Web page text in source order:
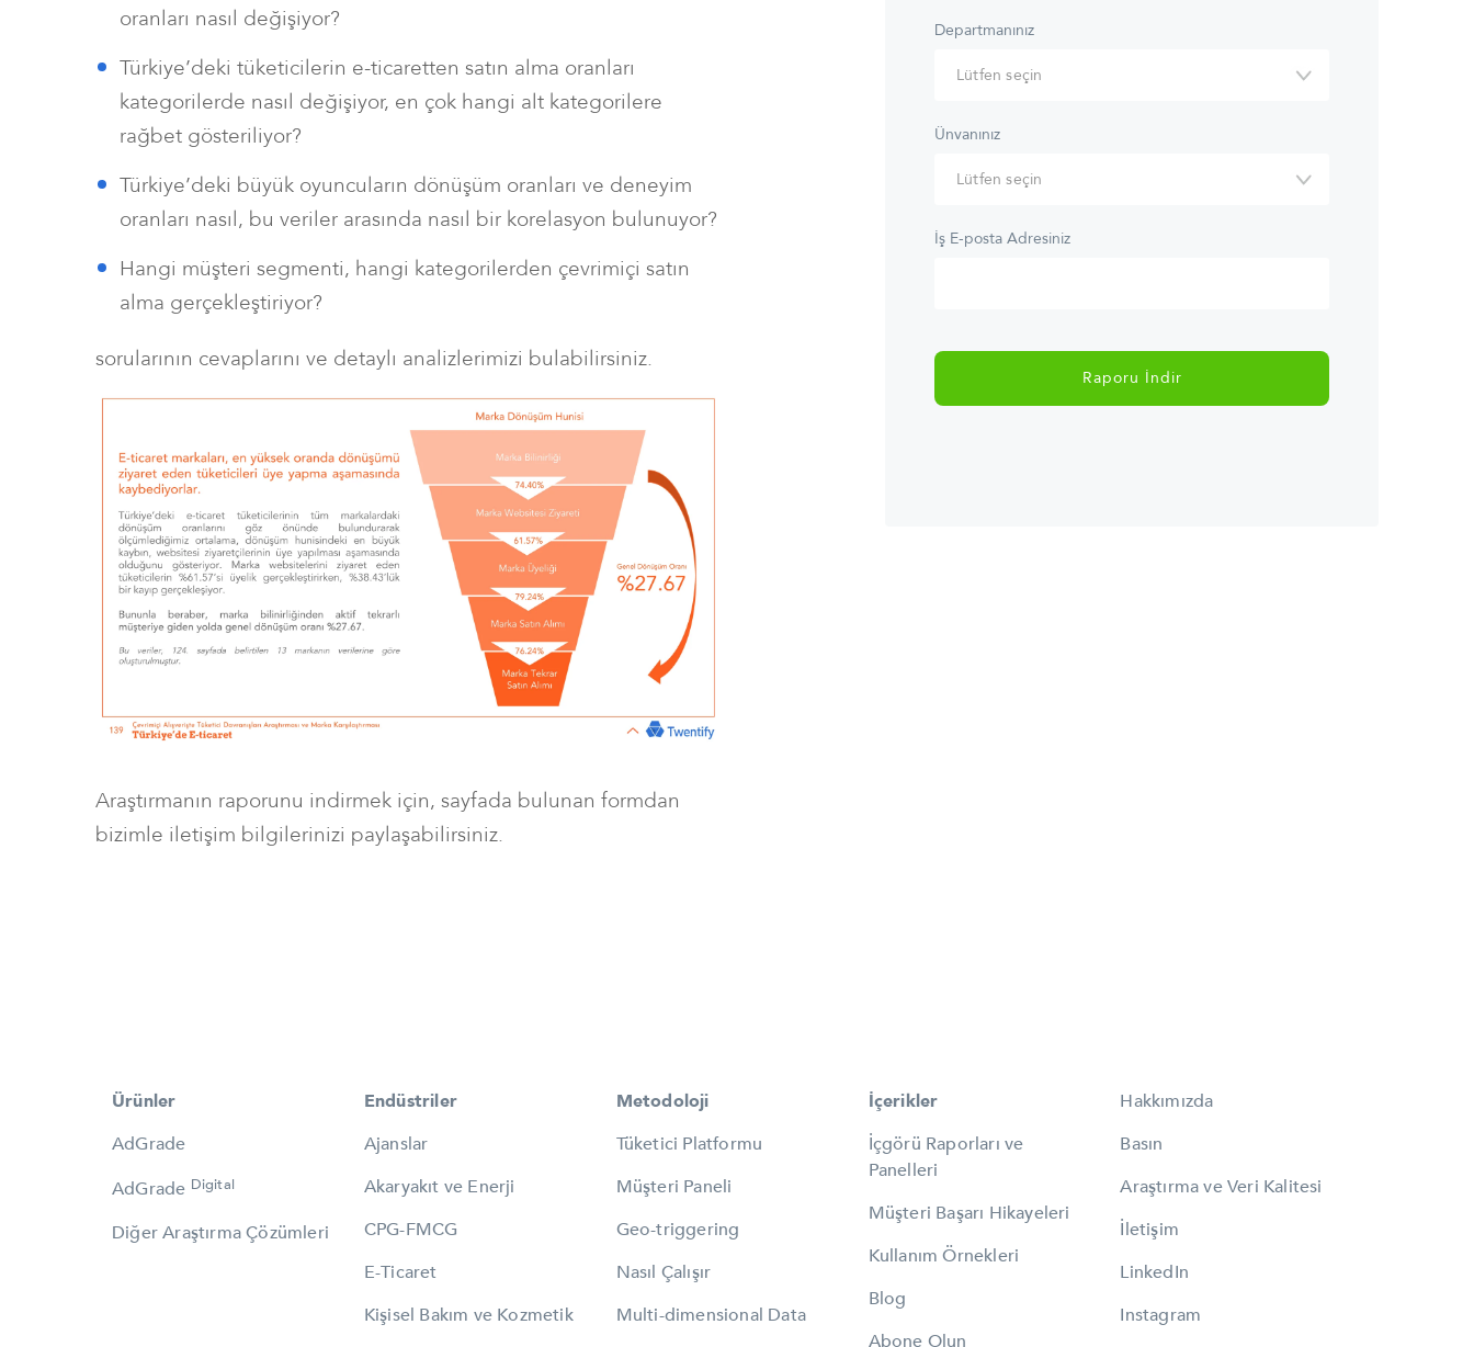
oranları nasıl değişiyor?
Türkiye’deki tüketicilerin e-ticaretten satın alma oranları
kategorilerde nasıl değişiyor, en çok hangi alt kategorilere
rağbet gösteriliyor?
Türkiye’deki büyük oyuncuların dönüşüm oranları ve deneyim
oranları nasıl, bu veriler arasında nasıl bir korelasyon bulunuyor?
Hangi müşteri segmenti, hangi kategorilerden çevrimiçi satın
alma gerçekleştiriyor?
sorularının cevaplarını ve detaylı analizlerimizi bulabilirsiniz.
Araştırmanın raporunu indirmek için, sayfada bulunan formdan
bizimle iletişim bilgilerinizi paylaşabilirsiniz.
Departmanınız
Ünvanınız
İş E-posta Adresiniz
Ürünler
AdGrade
AdGrade Digital
Diğer Araştırma Çözümleri
Endüstriler
Ajanslar
Akaryakıt ve Enerji
CPG-FMCG
E-Ticaret
Kişisel Bakım ve Kozmetik
Metodoloji
Tüketici Platformu
Müşteri Paneli
Geo-triggering
Nasıl Çalışır
Multi-dimensional Data
İçerikler
İçgörü Raporları ve
Panelleri
Müşteri Başarı Hikayeleri
Kullanım Örnekleri
Blog
Abone Olun
Hakkımızda
Basın
Araştırma ve Veri Kalitesi
İletişim
LinkedIn
Instagram